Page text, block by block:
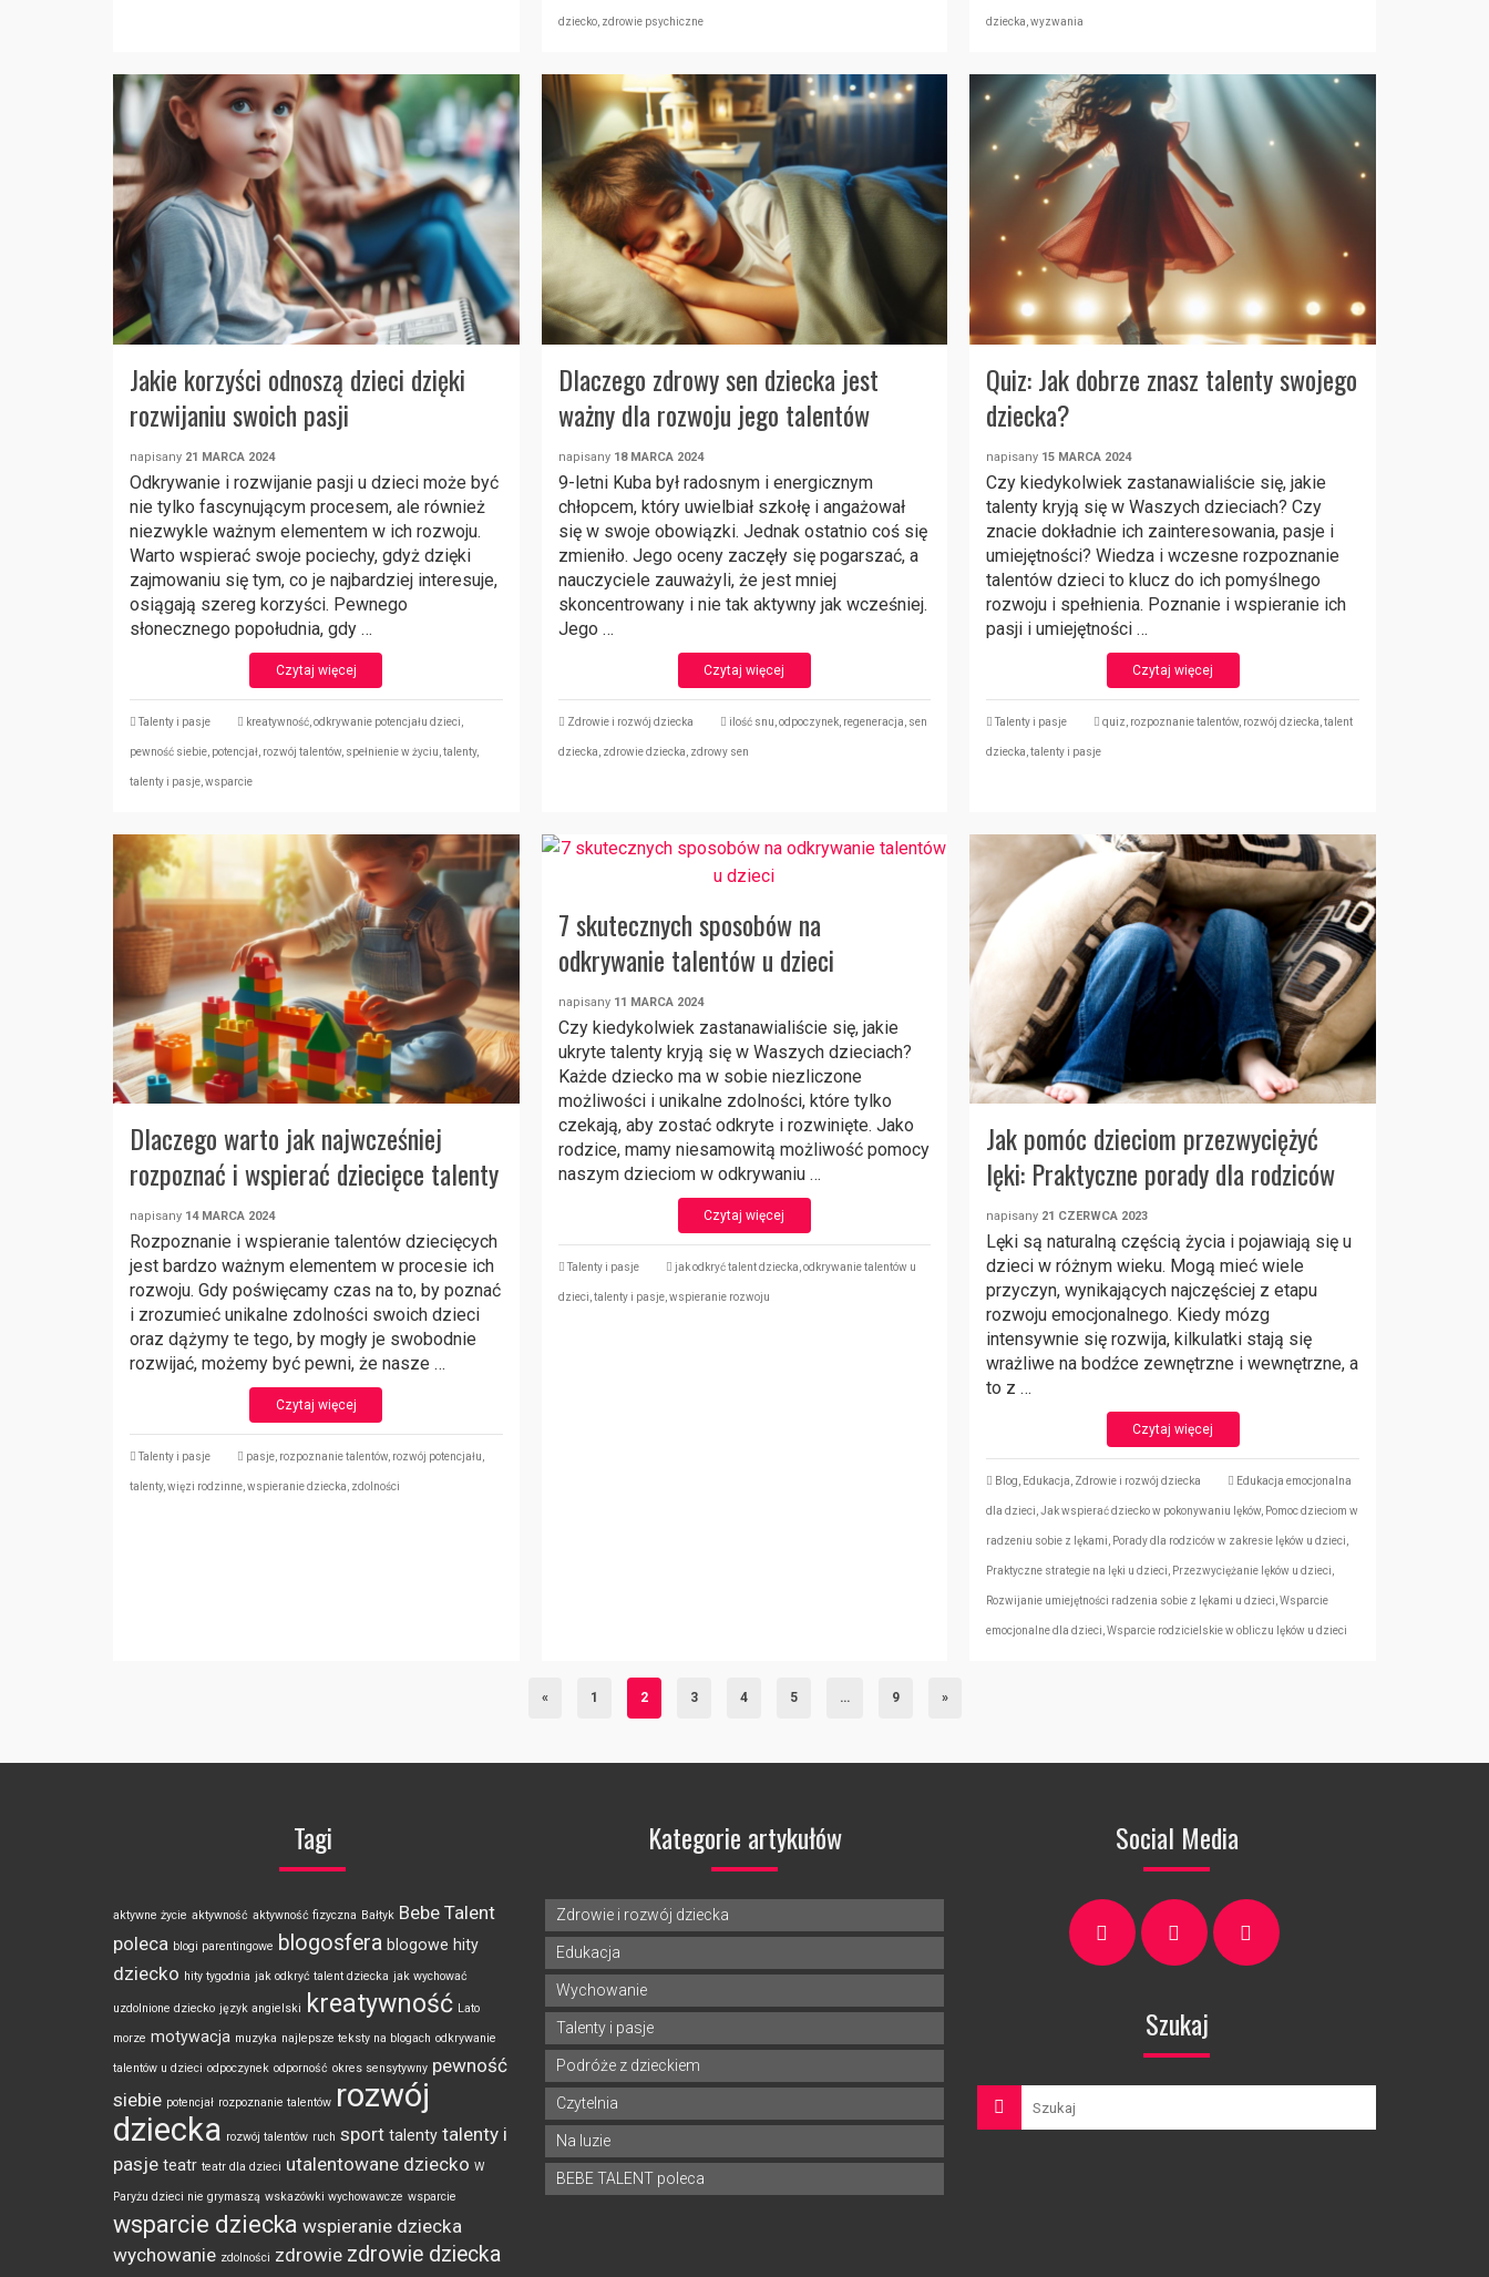
dziecko, zdrowie psychiczne dziecka ,wyzwania
Jakie korzyści odnoszą dzieci dzięki
rozwijaniu swoich pasji
napisany 21 MARCA 2024
Odkrywanie i rozwijanie pasji u dzieci może być
nie tylko fascynującym procesem, ale również
niezwykle ważnym elementem w ich rozwoju.
Warto wspierać swoje pociechy, gdyż dzięki
zajmowaniu się tym, co je najbardziej interesuje,
osiągają szereg korzyści. Pewnego
słonecznego popołudnia, gdy …
Czytaj więcej
Talenty i pasje kreatywność odkrywanie potencjału dzieci
pewność siebie potencjał rozwój talentów spełnienie w życiu talenty,
talenty i pasje wsparcie
Dlaczego zdrowy sen dziecka jest
ważny dla rozwoju jego talentów
napisany 18 MARCA 2024
9-letni Kuba był radosnym i energicznym
chłopcem, który uwielbiał szkołę i angażował
się w swoje obowiązki. Jednak ostatnio coś się
zmieniło. Jego oceny zaczęły się pogarszać, a
nauczyciele zauważyli, że jest mniej
skoncentrowany i nie tak aktywny jak wcześniej.
Jego …
Czytaj więcej
Zdrowie i rozwój dziecka ilość snu odpoczynek, regeneracja sen
dziecka zdrowie dziecka zdrowy sen
Quiz: Jak dobrze znasz talenty swojego
dziecka?
napisany 15 MARCA 2024
Czy kiedykolwiek zastanawialiście się, jakie
talenty kryją się w Waszych dzieciach? Czy
znacie dokładnie ich zainteresowania, pasje i
umiejętności? Wiedza i wczesne rozpoznanie
talentów dzieci to klucz do ich pomyślnego
rozwoju i spełnienia. Poznanie i wspieranie ich
pasji i umiejętności …
Czytaj więcej
Talenty i pasje quiz rozpoznanie talentów rozwój dziecka ,talent
dziecka ,talenty i pasje
Dlaczego warto jak najwcześniej
rozpoznać i wspierać dziecięce talenty
napisany 14 MARCA 2024
Rozpoznanie i wspieranie talentów dziecięcych
jest bardzo ważnym elementem w procesie ich
rozwoju. Gdy poświęcamy czas na to, by poznać
i zrozumieć unikalne zdolności swoich dzieci
oraz dążymy te tego, by mogły je swobodnie
rozwijać, możemy być pewni, że nasze …
Czytaj więcej
Talenty i pasje pasje, rozpoznanie talentów, rozwój potencjału,
talenty,więzi rodzinne,wspieranie dziecka, zdolności
7 skutecznych sposobów na
odkrywanie talentów u dzieci
napisany 11 MARCA 2024
Czy kiedykolwiek zastanawialiście się, jakie
ukryte talenty kryją się w Waszych dzieciach?
Każde dziecko ma w sobie niezliczone
możliwości i unikalne zdolności, które tylko
czekają, aby zostać odkryte i rozwinięte. Jako
rodzice, mamy niesamowitą możliwość pomocy
naszym dzieciom w odkrywaniu …
Czytaj więcej
Talenty i pasje jak odkryć talent dziecka odkrywanie talentów u
dzieci talenty i pasje, wspieranie rozwoju
Jak pomóc dzieciom przezwyciężyć
lęki: Praktyczne porady dla rodziców
napisany 21 CZERWCA 2023
Lęki są naturalną częścią życia i pojawiają się u
dzieci w różnym wieku. Mogą mieć wiele
przyczyn, wynikających najczęściej z etapu
rozwoju emocjonalnego. Kiedy mózg
intensywnie się rozwija, kilkulatki stają się
wrażliwe na bodźce zewnętrzne i wewnętrzne, a
to z …
Czytaj więcej
Blog, Edukacja, Zdrowie i rozwój dziecka Edukacja emocjonalna
dla dzieci,Jak wspierać dziecko w pokonywaniu lęków, Pomoc dzieciom w
radzeniu sobie z lękami, Porady dla rodziców w zakresie lęków u dzieci,
Praktyczne strategie na lęki u dzieci, Przezwyciężanie lęków u dzieci,
Rozwijanie umiejętności radzenia sobie z lękami u dzieci,Wsparcie
emocjonalne dla dzieci,Wsparcie rodzicielskie w obliczu lęków u dzieci
« 1 2 3 4 5 … 9 »
Tagi
aktywne życie aktywność aktywność fizyczna Bałtyk Bebe Talent
poleca blogi parentingowe blogosfera blogowe hity
dziecko hity tygodnia jak odkryć talent dziecka jak wychować
uzdolnione dziecko język angielski kreatywność Lato
morze motywacja muzyka najlepsze teksty na blogach odkrywanie
talentów u dzieci odpoczynek odporność okres sensytywny pewność
siebie potencjał rozpoznanie talentów rozwój
dziecka rozwój talentów ruch sport talenty talenty i
pasje teatr teatr dla dzieci utalentowane dziecko W
Paryżu dzieci nie grymaszą wskazówki wychowawcze wsparcie
wsparcie dziecka wspieranie dziecka
wychowanie zdolności zdrowie zdrowie dziecka
Kategorie artykułów
Zdrowie i rozwój dziecka
Edukacja
Wychowanie
Talenty i pasje
Podróże z dzieckiem
Czytelnia
Na luzie
BEBE TALENT poleca
Social Media
Szukaj